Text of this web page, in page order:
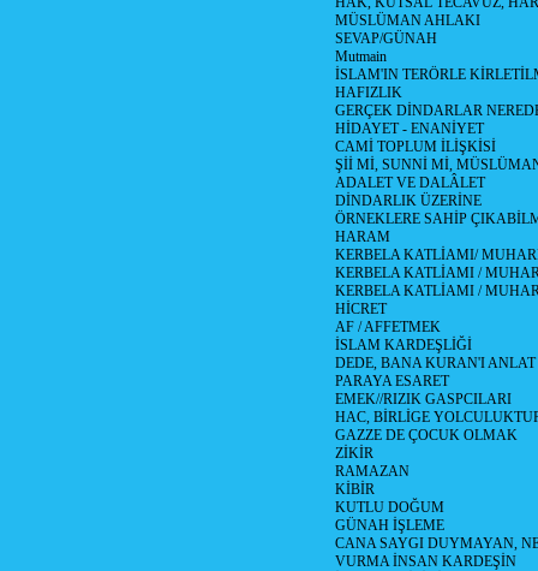
MÜSLÜMAN AHLAKI
SEVAP/GÜNAH
Mutmain
İSLAM'IN TERÖRLE
HAFIZLIK
GERÇEK DİNDARLAR
HİDAYET - ENANİYET
CAMİ TOPLUM İLİŞKİSİ
Şİİ Mİ, SUNNİ Mİ,
ADALET VE DALÂLET
DİNDARLIK ÜZERİNE
ÖRNEKLERE SAHİP
HARAM
KERBELA KATLİAMI/
KERBELA KATLİAMI /
KERBELA KATLİAMI /
HİCRET
AF / AFFETMEK
İSLAM KARDEŞLİĞİ
DEDE, BANA KURAN'I ANLAT
PARAYA ESARET
EMEK//RIZIK GASPCILARI
HAC, BİRLİGE
GAZZE DE ÇOCUK OLMAK
ZİKİR
RAMAZAN
KİBİR
KUTLU DOĞUM
GÜNAH İŞLEME
CANA SAYGI DUYMAYAN,
VURMA İNSAN KARDEŞİN